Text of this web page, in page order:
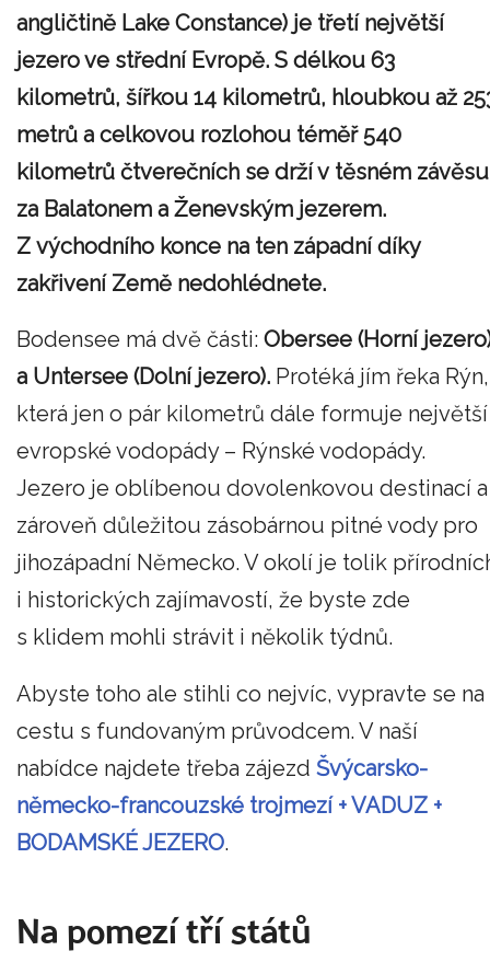
angličtině Lake Constance) je třetí největší
jezero ve střední Evropě. S délkou 63
kilometrů, šířkou 14 kilometrů, hloubkou až
metrů a celkovou rozlohou téměř 540
kilometrů čtverečních se drží v těsném závěsu
za Balatonem a Ženevským jezerem.
Z východního konce na ten západní díky
zakřivení Země nedohlédnete.
Bodensee má dvě části: Obersee (Horní
a Untersee (Dolní jezero). Protéká jím řeka Rýn,
která jen o pár kilometrů dále formuje největší
evropské vodopády – Rýnské vodopády.
Jezero je oblíbenou dovolenkovou destinací a
zároveň důležitou zásobárnou pitné vody pro
jihozápadní Německo. V okolí je tolik
i historických zajímavostí, že byste zde
s klidem mohli strávit i několik týdnů.
Abyste toho ale stihli co nejvíc, vypravte se na
cestu s fundovaným průvodcem. V naší
nabídce najdete třeba zájezd Švýcarsko-
německo-francouzské trojmezí + VADUZ +
BODAMSKÉ JEZERO.
Na pomezí tří států